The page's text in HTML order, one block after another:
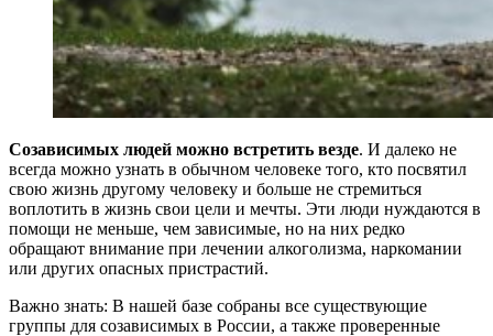
Созависимых людей можно встретить везде. И далеко не
всегда можно узнать в обычном человеке того, кто посвятил
свою жизнь другому человеку и больше не стремиться
воплотить в жизнь свои цели и мечты. Эти люди нуждаются в
помощи не меньше, чем зависимые, но на них редко
обращают внимание при лечении алкоголизма, наркомании
или других опасных пристрастий.
Важно знать: В нашей базе собраны все существующие
группы для созависимых в России, а также проверенные